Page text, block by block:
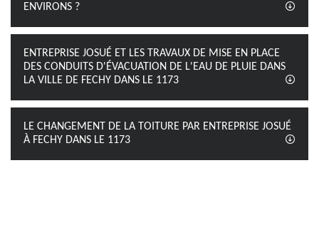
ENVIRONS ?
ENTREPRISE JOSUÉ ET LES TRAVAUX DE MISE EN PLACE
DES CONDUITS D'ÉVACUATION DE L'EAU DE PLUIE DANS
LA VILLE DE FECHY DANS LE 1173
LE CHANGEMENT DE LA TOITURE PAR ENTREPRISE JOSUÉ
À FECHY DANS LE 1173